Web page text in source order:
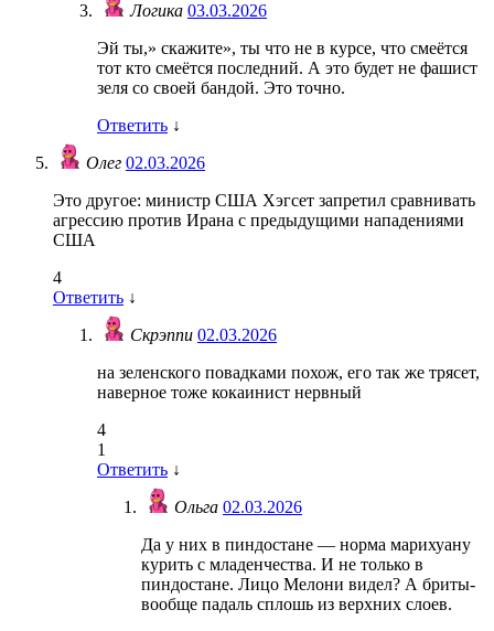
Логика 03.03.2026
Эй ты,» скажите», ты что не в курсе, что смеётся
тот кто смеётся последний. А это будет не фашист
зеля со своей бандой. Это точно.
Ответить ↓
Олег 02.03.2026
Это другое: министр США Хэгсет запретил сравнивать
агрессию против Ирана с предыдущими нападениями
США
4
Ответить ↓
Скрэппи 02.03.2026
на зеленского повадками похож, его так же трясет,
наверное тоже кокаинист нервный
4
1
Ответить ↓
Ольга 02.03.2026
Да у них в пиндостане — норма марихуану
курить с младенчества. И не только в
пиндостане. Лицо Мелони видел? А бриты-
вообще падаль сплошь из верхних слоев.